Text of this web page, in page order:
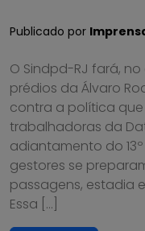
Publicado por
O Sindpd-RJ fará,
prédios da Álvaro
contra a política
trabalhadoras da
adiantamento do
gestores se
passagens, estadia
Essa […]